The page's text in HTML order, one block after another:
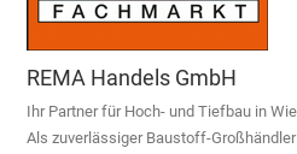
REMA Handels GmbH
Ihr Partner für Hoch- und Tiefbau in
Als zuverlässiger Baustoff-